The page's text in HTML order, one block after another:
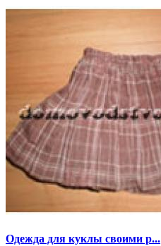
Одежда для куклы своими р...